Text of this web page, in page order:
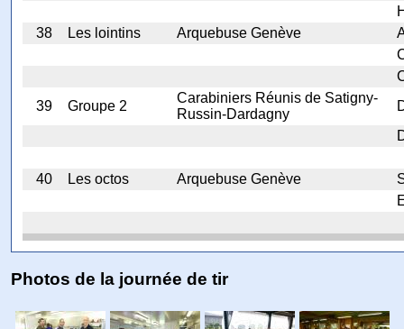
38
Les lointins Arquebuse Genève
39
Groupe 2
Carabiniers Réunis de Satigny-
Russin-Dardagny
40 Les octos Arquebuse Genève
Photos de la journée de tir